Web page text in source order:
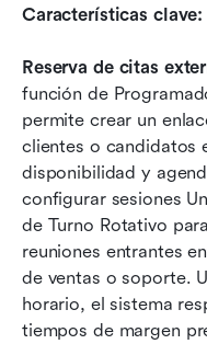
Características clave:
Reserva de citas
función de
permite crear un
clientes o candidatos
disponibilidad y
configurar sesiones
de Turno Rotativo
reuniones entrantes
de ventas o soporte.
horario, el sistema
tiempos de margen